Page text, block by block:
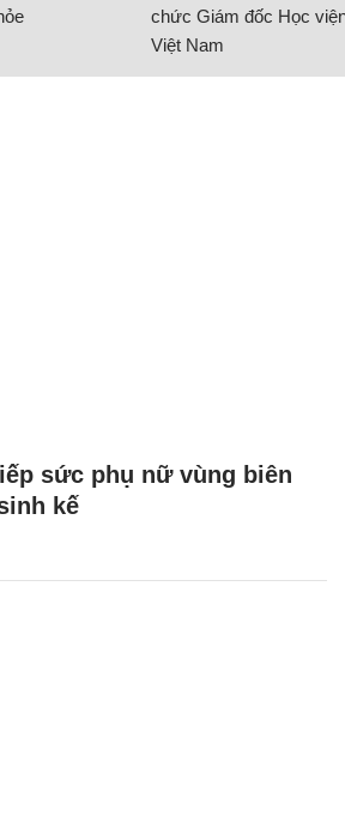
chức Giám đốc Học
Việt Nam
sức phụ nữ vùng biên
kế